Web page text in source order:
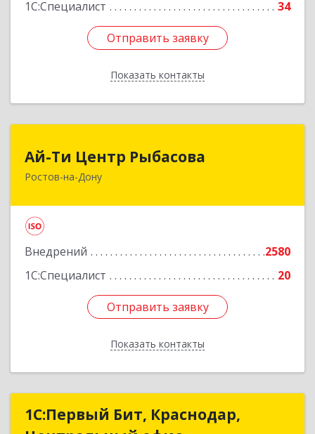
1С:Специалист
34
Отправить заявку
Показать контакты
Отправить заявку
Назад
Ай-Ти Центр Рыбасова
Ростов-на-Дону
Внедрений
2580
1С:Специалист
20
Отправить заявку
Показать контакты
Ай-Ти Центр Рыбасова
344037, Ростовская обл, Ростов-на-Дону г, 14-я
Отправить заявку
Назад
1С:Первый Бит, Краснодар,
1С:Первый Бит, Краснодар,